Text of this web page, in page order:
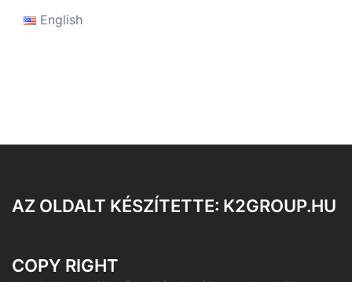
English
AZ OLDALT KÉSZÍTETTE: K2GROUP.HU
COPY RIGHT